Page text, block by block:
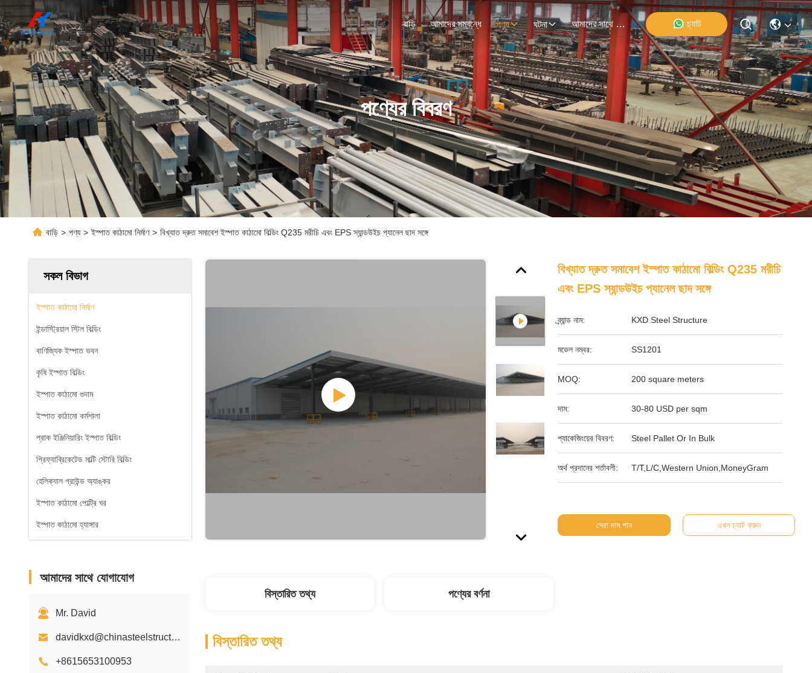
বাড়ি আমাদের সম্বন্ধে পণ্য ঘটনা আমাদের সাথে যোগাযোগ চ্যাট
পণ্যের বিবরণ
বাড়ি > পণ্য > ইস্পাত কাঠামো নির্মাণ > বিখ্যাত দ্রুত সমাবেশ ইস্পাত কাঠামো বিল্ডিং Q235 মরীচি এবং EPS স্যান্ডউইচ প্যানেল ছাদ সঙ্গে
সকল বিভাগ
ইস্পাত কাঠামো নির্মাণ
ইন্ডাস্ট্রিয়াল স্টিল বিল্ডিং
বাণিজ্যিক ইস্পাত ভবন
কৃষি ইস্পাত বিল্ডিং
ইস্পাত কাঠামো গুদাম
ইস্পাত কাঠামো কর্মশালা
প্রাক ইঞ্জিনিয়ারিং ইস্পাত বিল্ডিং
প্রিফ্যাব্রিকেটেড মাল্টি স্টোরি বিল্ডিং
হেলিক্যাল গ্রাউন্ড অ্যাঙ্কর
ইস্পাত কাঠামো পোল্ট্রি ঘর
ইস্পাত কাঠামো হ্যাঙ্গার
আমাদের সাথে যোগাযোগ
Mr. David
davidkxd@chinasteelstructure.cn
+8615653100953
বিখ্যাত দ্রুত সমাবেশ ইস্পাত কাঠামো বিল্ডিং Q235 মরীচি
এবং EPS স্যান্ডউইচ প্যানেল ছাদ সঙ্গে
ব্র্যান্ড নাম: KXD Steel Structure
মডেল নম্বর: SS1201
MOQ: 200 square meters
দাম: 30-80 USD per sqm
প্যাকেজিংয়ের বিবরণ: Steel Pallet Or In Bulk
অর্থ প্রদানের শর্তাবলী: T/T,L/C,Western Union,MoneyGram
সেরা দাম পান এখন চ্যাট করুন
বিস্তারিত তথ্য পণ্যের বর্ণনা
বিস্তারিত তথ্য